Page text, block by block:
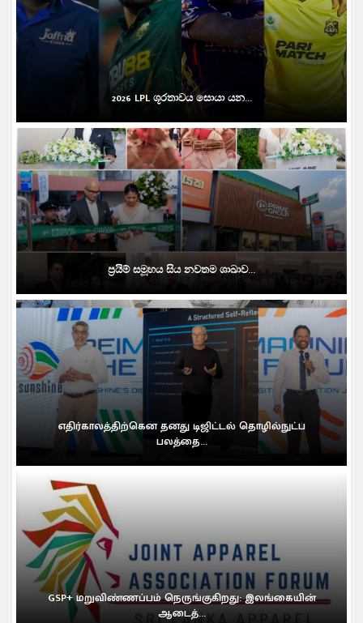
2026 LPL ශූරතාවය සොයා යන...
ප්‍රයිම් සමූහය සිය නවතම ශාඛාව...
எதிர்காலத்திற்கென தனது டிஜிட்டல் தொழில்நுட்ப
பலத்தை...
GSP+ மறுவிண்ணப்பம் நெருங்குகிறது: இலங்கையின்
ஆடைத்...